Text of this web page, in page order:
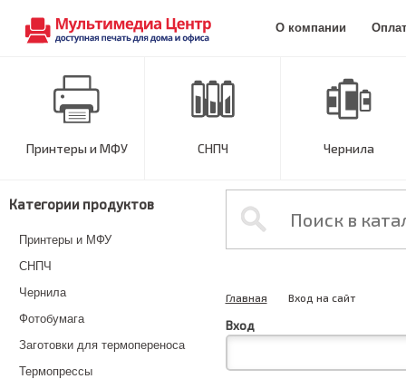
О компании
Принтеры и МФУ СНПЧ Чернила
Категории продуктов
Принтеры и МФУ
СНПЧ
Чернила
Фотобумага
Заготовки для термопереноса
Термопрессы
Главная Вход на сайт
Вход